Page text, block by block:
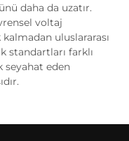
daha da uzatır.
voltaj
uluslararası
standartları farklı
seyahat eden